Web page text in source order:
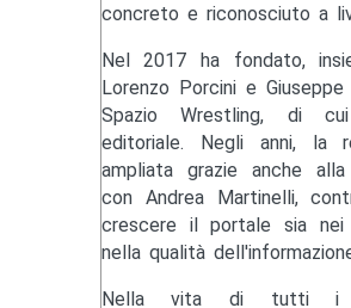
concreto e riconosciuto a
Nel 2017 ha fondato,
Lorenzo Porcini e
Spazio Wrestling, di
editoriale. Negli anni, la
ampliata grazie anche alla
con Andrea Martinelli,
crescere il portale sia nei
nella qualità
Nella vita di tutti i